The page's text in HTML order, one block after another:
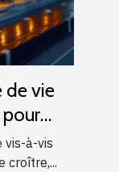
de vie
vis-à-vis
croître,...